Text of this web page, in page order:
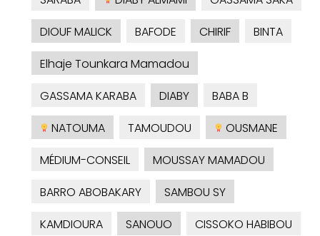
DIOUF MALICK
BAFODE CHIRIF
BINTA
Elhaje Tounkara Mamadou
GASSAMA KARABA
DIABY
BABA B
NATOUMA
TAMOUDOU
OUSMANE
MÉDIUM-CONSEIL
MOUSSAY MAMADOU
BARRO ABOBAKARY
SAMBOU SY
KAMDIOURA
SANOUO
CISSOKO HABIBOU